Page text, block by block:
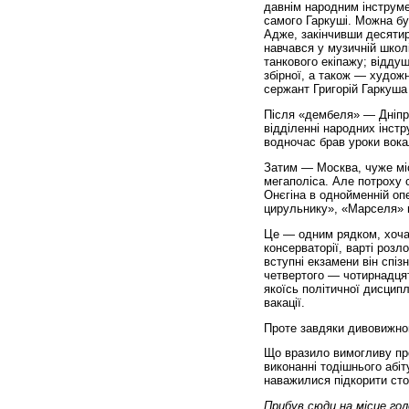
давнім народним
самого Гаркуші. Можна
Адже, закінчивши
навчався у музичній
танкового екіпажу;
збірної, а також —
сержант Григорій
Після «дембеля» —
відділенні народних
водночас брав уроки
Затим — Москва, чуже
мегаполіса. Але потроху
Онєгіна в однойменній
цирульнику», «Марселя»
Це — одним рядком, хоча
консерваторії, варті
вступні екзамени він
четвертого —
якоїсь політичної
вакації.
Проте завдяки
Що вразило вимогливу
виконанні тодішнього
наважилися підкорити
Прибув сюди на місце